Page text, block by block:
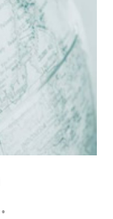
•